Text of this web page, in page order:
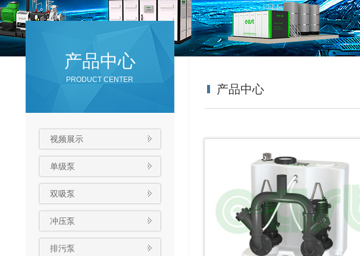
产品中心
PRODUCT CENTER
视频展示
单级泵
双吸泵
冲压泵
排污泵
产品中心